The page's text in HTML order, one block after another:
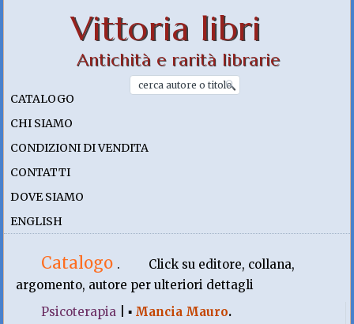
Vittoria libri
Antichità e rarità librarie
CATALOGO
CHI SIAMO
CONDIZIONI DI VENDITA
CONTATTI
DOVE SIAMO
ENGLISH
Catalogo .
Click su editore, collana,
argomento, autore per ulteriori dettagli
Psicoterapia |▪ Mancia Mauro.